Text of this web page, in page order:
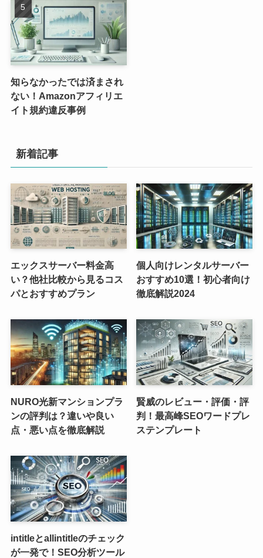
知らなかったでは済まされ
ない！Amazonアフィリエ
イト規約違反事例
新着記事
エックスサーバー料金高
い？他社比較から見るコス
パとおすすめプラン
個人向けレンタルサーバー
おすすめ10選！初心者向け
徹底解説2024
NURO光新マンションプラ
ンの評判は？違いや良い
点・悪い点を徹底解説
賢威のレビュー・評価・評
判！最高峰SEOワードプレ
ステンプレート
intitleとallintitleのチェック
が一発で！SEO分析ツール